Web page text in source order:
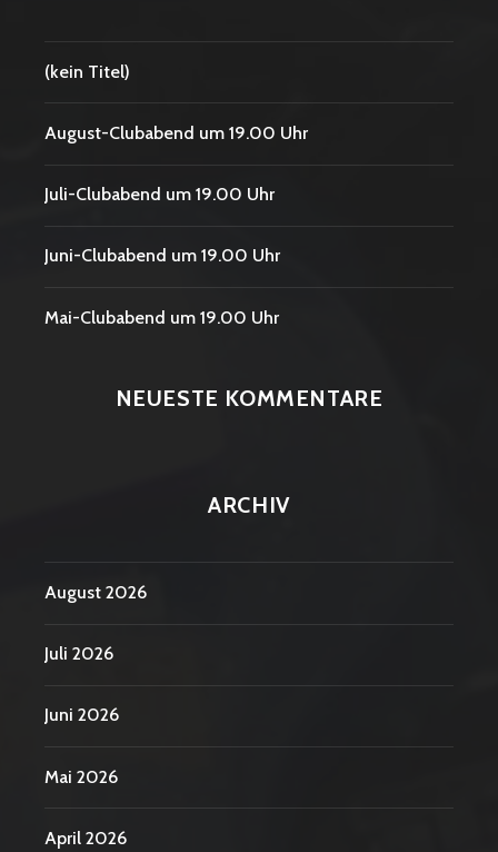
(kein Titel)
August-Clubabend um 19.00 Uhr
Juli-Clubabend um 19.00 Uhr
Juni-Clubabend um 19.00 Uhr
Mai-Clubabend um 19.00 Uhr
NEUESTE KOMMENTARE
ARCHIV
August 2026
Juli 2026
Juni 2026
Mai 2026
April 2026